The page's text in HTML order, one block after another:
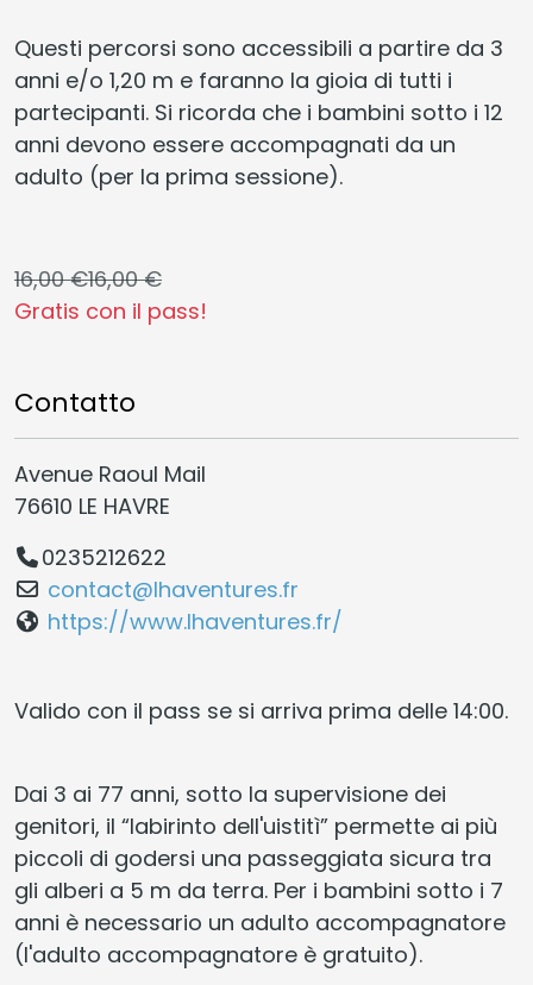
Questi percorsi sono accessibili a partire da 3
anni e/o 1,20 m e faranno la gioia di tutti i
partecipanti. Si ricorda che i bambini sotto i 12
anni devono essere accompagnati da un
adulto (per la prima sessione).
16,00 €16,00 €
Gratis con il pass!
Contatto
Avenue Raoul Mail
76610 LE HAVRE
0235212622
contact@lhaventures.fr
https://www.lhaventures.fr/
Valido con il pass se si arriva prima delle 14:00.
Dai 3 ai 77 anni, sotto la supervisione dei
genitori, il “labirinto dell'uistitì” permette ai più
piccoli di godersi una passeggiata sicura tra
gli alberi a 5 m da terra. Per i bambini sotto i 7
anni è necessario un adulto accompagnatore
(l'adulto accompagnatore è gratuito).